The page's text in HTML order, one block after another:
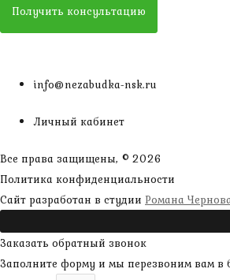
Получить консультацию
info@nezabudka-nsk.ru
Личный кабинет
Все права защищены, © 2026
Политика конфиденциальности
Сайт разработан в студии Романа
Заказать обратный звонок
Заполните форму и мы перезвоним вам в